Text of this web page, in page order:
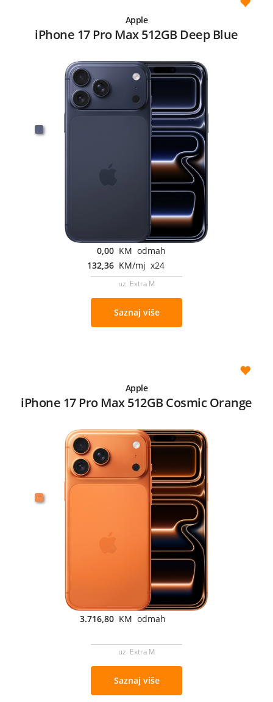
Apple
iPhone 17 Pro Max 512GB Deep Blue
0,00 KM odmah
132,36 KM/mj x24
uz Extra M
Saznaj više
Apple
iPhone 17 Pro Max 512GB Cosmic Orange
3.716,80 KM odmah
uz Extra M
Saznaj više